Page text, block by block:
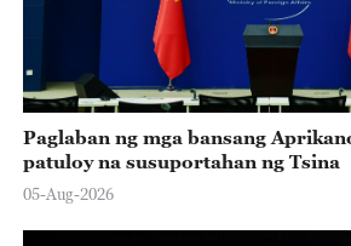
Paglaban ng mga bansang
patuloy na susuportahan ng Tsina
05-Aug-2026